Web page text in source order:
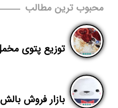
محبوب ترین مطالب
توزیع پتوی
بازار فروش